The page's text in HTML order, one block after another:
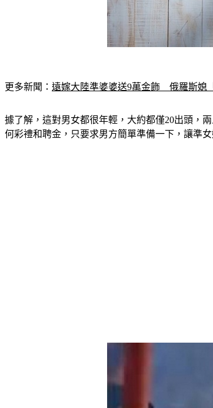
更多新聞： 遠嫁大陸準婆婆送9萬金飾　俄羅斯媳
據了解，這對男女都很年輕，大約都僅20出頭，
何彩禮和聘金，只要求男方簡單準備一下，讓準